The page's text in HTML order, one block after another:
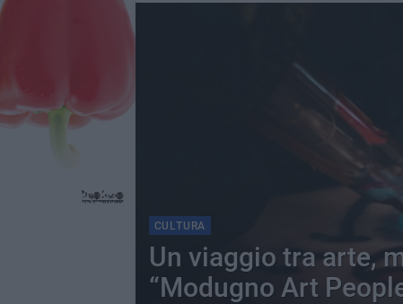
CULTURA
Un viaggio tra arte,
“Modugno Art